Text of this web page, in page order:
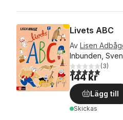
Livets ABC
Av Lisen
Inbunden,
5,0utav 5(3)
144 kr
Lägg till
Skickas